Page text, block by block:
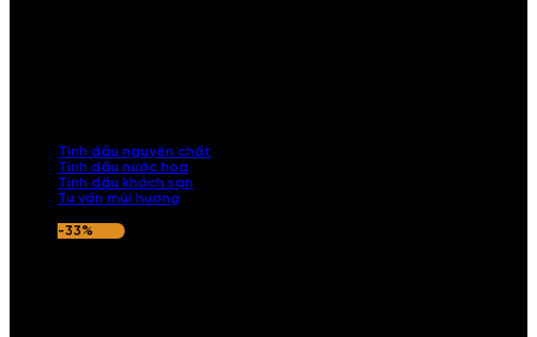
Tinh dầu nguyên chất
Tinh dầu nước hoa
Tinh dầu khách sạn
Tư vấn mùi hương
-33%